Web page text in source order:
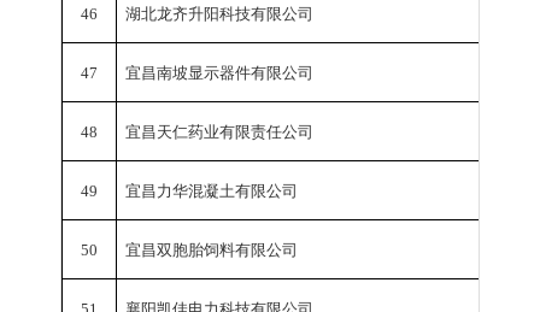
46 湖北龙齐升阳科技有限公司
47 宜昌南坡显示器件有限公司
48 宜昌天仁药业有限责任公司
49 宜昌力华混凝土有限公司
50 宜昌双胞胎饲料有限公司